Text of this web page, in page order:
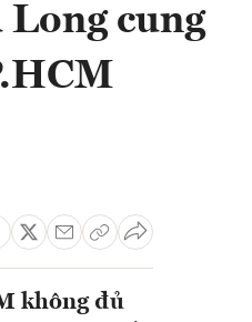
Long cung
không đủ